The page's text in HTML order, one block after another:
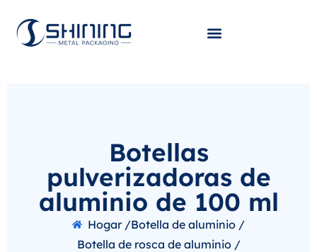
Botellas
pulverizadoras de
aluminio de 100 ml
Hogar /Botella de aluminio /
Botella de rosca de aluminio /